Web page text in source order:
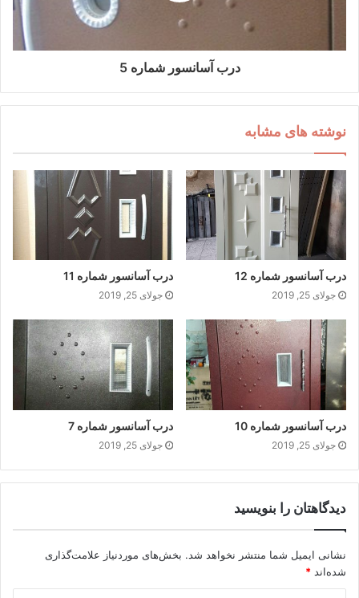
درب آسانسور شماره 5
نوشته های مشابه
درب آسانسور شماره 12
جولای 25, 2019
درب آسانسور شماره 11
جولای 25, 2019
درب آسانسور شماره 10
جولای 25, 2019
درب آسانسور شماره 7
جولای 25, 2019
دیدگاهتان را بنویسید
نشانی ایمیل شما منتشر نخواهد شد. بخش‌های موردنیاز علامت‌گذاری
شده‌اند *